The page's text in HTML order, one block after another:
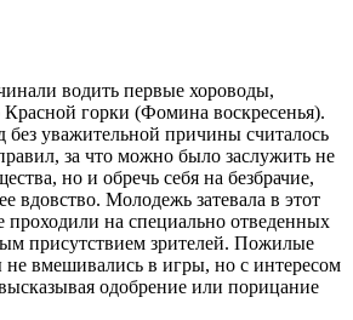
водить первые хороводы,
Красной горки (Фомина воскресенья).
без уважительной причины считалось
за что можно было заслужить не
но и обречь себя на безбрачие,
вдовство. Молодежь затевала в этот
проходили на специально отведенных
присутствием зрителей. Пожилые
вмешивались в игры, но с интересом
одобрение или порицание